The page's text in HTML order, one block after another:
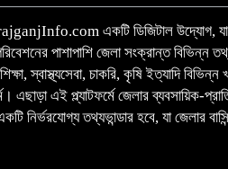
একটি ডিজিটাল উদ্যোগ, যা
পাশাপাশি জেলা সংক্রান্ত বিভিন্ন
শিক্ষা, স্বাস্থ্যসেবা, চাকরি, কৃষি ইত্যাদি
এছাড়া এই প্ল্যাটফর্মে জেলার ব্যবসায়িক-
নির্ভরযোগ্য তথ্যভান্ডার হবে, যা জেলার